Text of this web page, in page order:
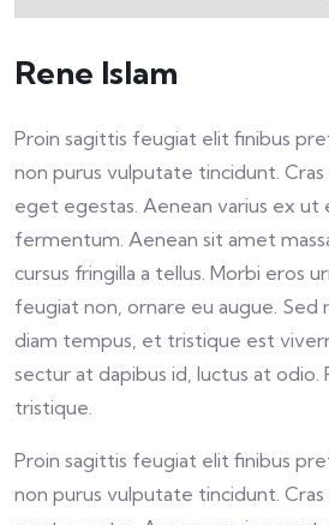
Rene Islam
Proin sagittis feugiat elit finibus
non purus vulputate tincidunt.
eget egestas. Aenean varius ex ut
fermentum. Aenean sit amet
cursus fringilla a tellus. Morbi eros
feugiat non, ornare eu augue. Sed
diam tempus, et tristique est
sectur at dapibus id, luctus at odio.
tristique.
Proin sagittis feugiat elit finibus
non purus vulputate tincidunt.